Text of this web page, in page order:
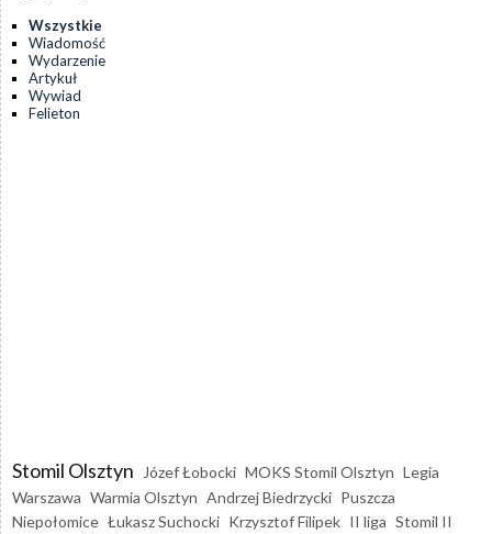
Wszystkie
Wiadomość
Wydarzenie
Artykuł
Wywiad
Felieton
Stomil Olsztyn Józef Łobocki MOKS Stomil Olsztyn Legia
Warszawa Warmia Olsztyn Andrzej Biedrzycki Puszcza
Niepołomice Łukasz Suchocki Krzysztof Filipek II liga Stomil II